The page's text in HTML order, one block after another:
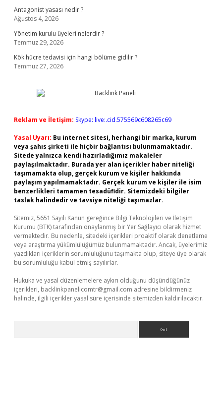
Antagonist yasası nedir ?
Ağustos 4, 2026
Yönetim kurulu üyeleri nelerdir ?
Temmuz 29, 2026
Kök hücre tedavisi için hangi bölüme gidilir ?
Temmuz 27, 2026
Reklam ve İletişim: Skype: live:.cid.575569c608265c69
Yasal Uyarı: Bu internet sitesi, herhangi bir marka, kurum
veya şahıs şirketi ile hiçbir bağlantısı bulunmamaktadır.
Sitede yalnızca kendi hazırladığımız makaleler
paylaşılmaktadır. Burada yer alan içerikler haber niteliği
taşımamakta olup, gerçek kurum ve kişiler hakkında
paylaşım yapılmamaktadır. Gerçek kurum ve kişiler ile isim
benzerlikleri tamamen tesadüfidir. Sitemizdeki bilgiler
taslak halindedir ve tavsiye niteliği taşımazlar.
Sitemiz, 5651 Sayılı Kanun gereğince Bilgi Teknolojileri ve İletişim
Kurumu (BTK) tarafından onaylanmış bir Yer Sağlayıcı olarak hizmet
vermektedir. Bu nedenle, sitedeki içerikleri proaktif olarak denetleme
veya araştırma yükümlülüğümüz bulunmamaktadır. Ancak, üyelerimiz
yazdıkları içeriklerin sorumluluğunu taşımakta olup, siteye üye olarak
bu sorumluluğu kabul etmiş sayılırlar.
Hukuka ve yasal düzenlemelere aykırı olduğunu düşündüğünüz
içerikleri, backlinkpanelicomtr@gmail.com adresine bildirmeniz
halinde, ilgili içerikler yasal süre içerisinde sitemizden kaldırılacaktır.